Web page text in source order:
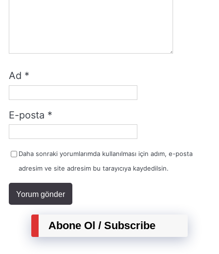
Ad *
E-posta *
Daha sonraki yorumlarımda kullanılması için adım, e-posta
adresim ve site adresim bu tarayıcıya kaydedilsin.
Abone Ol / Subscribe